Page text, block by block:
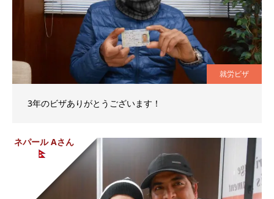
就労ビザ
3年のビザありがとうございます！
ネパール Aさん